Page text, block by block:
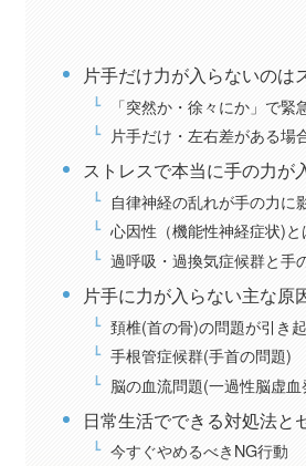
片手だけ力が入らないのは
「突然か・徐々にか」で緊
片手だけ・左右差がある場
ストレスで本当に手の力が
自律神経の乱れが手の力に
心因性（機能性神経症状)
過呼吸・過換気症候群と手
片手に力が入らない主な原
頚椎(首の骨)の問題が引き
手根管症候群(手首の問題)
脳の血流問題(一過性脳虚
日常生活でできる対処法と
今すぐやめるべきNG行動